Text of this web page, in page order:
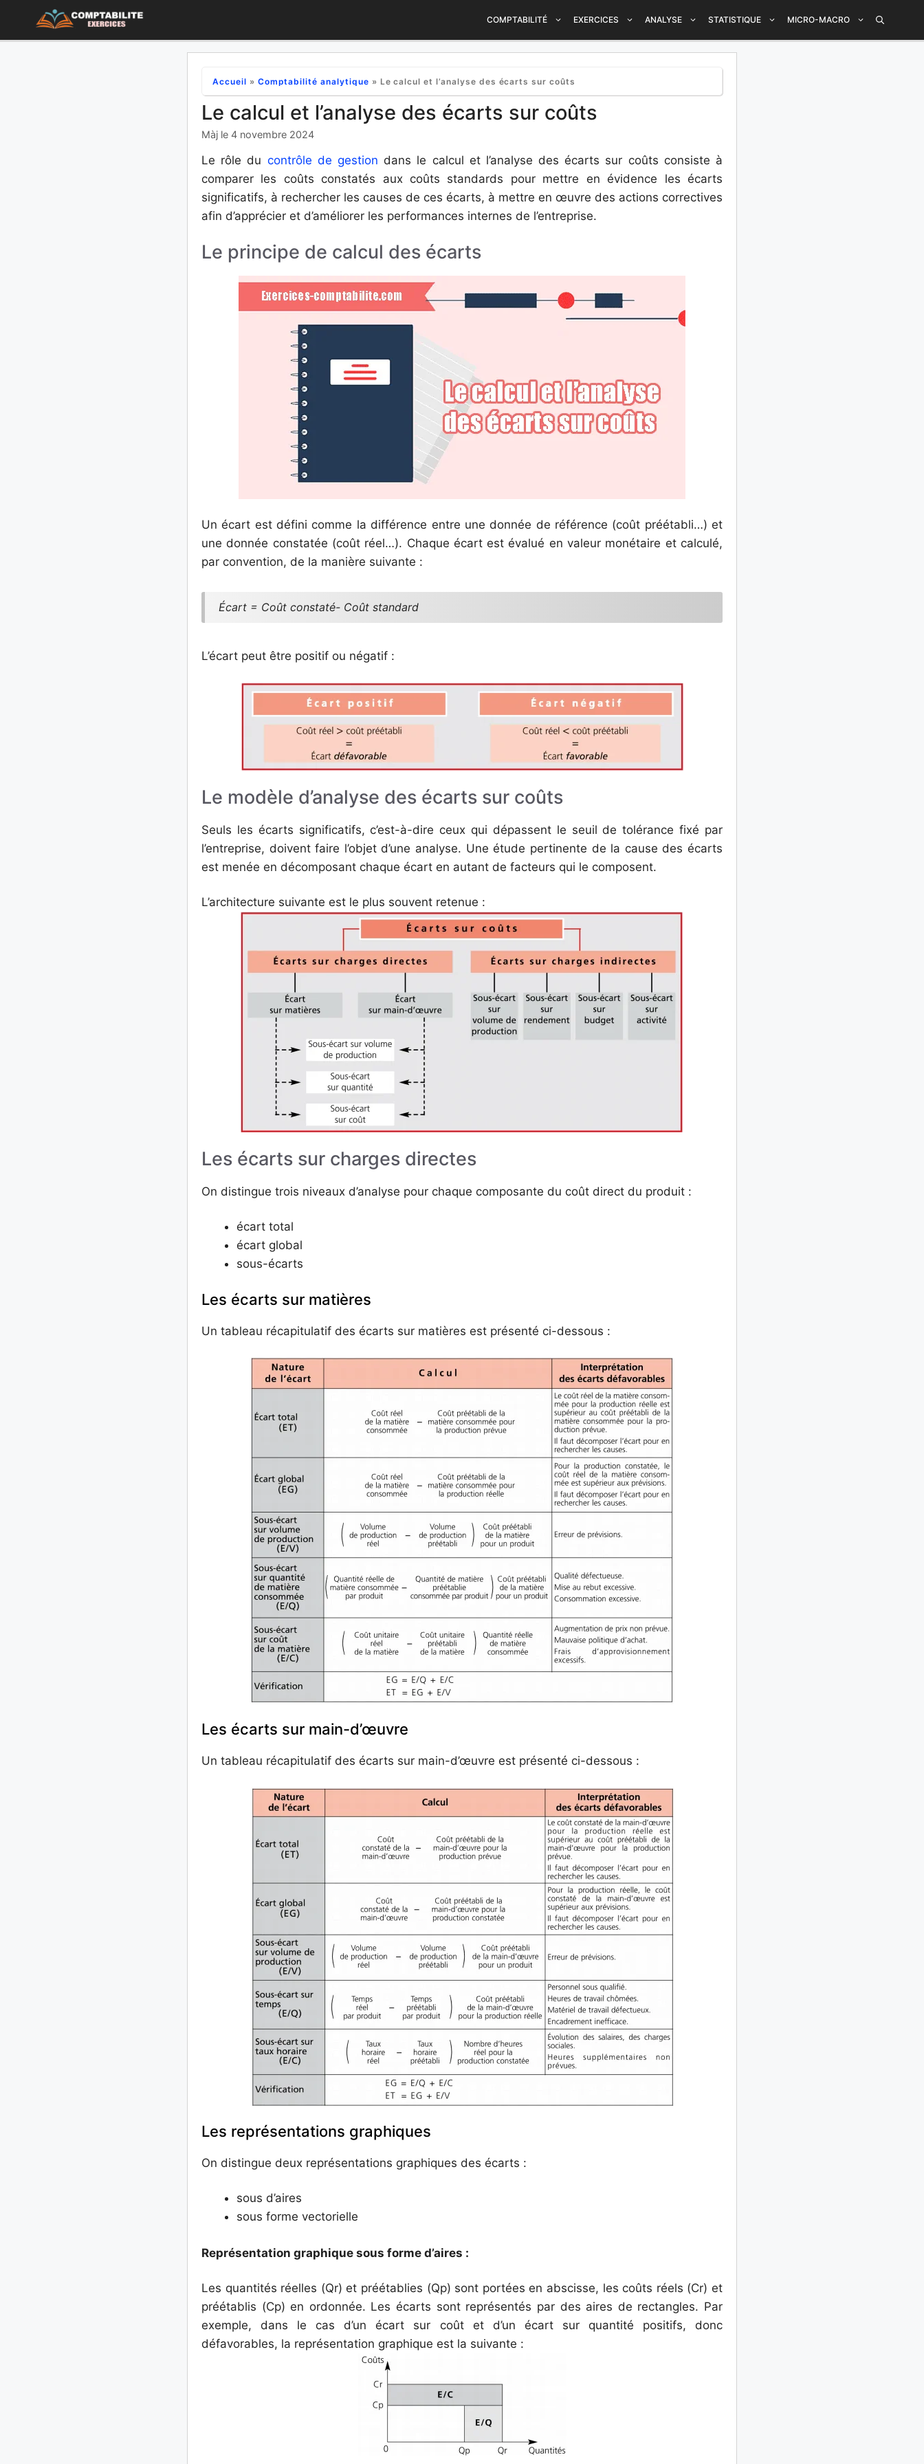
contenu
COMPTABILITÉ EXERCICES ANALYSE STATISTIQUE MICRO-MACRO
Accueil » Comptabilité analytique » Le calcul et l’analyse des écarts sur coûts
Le calcul et l’analyse des écarts sur coûts
Màj le 4 novembre 2024
Le rôle du contrôle de gestion dans le calcul et l’analyse des écarts sur coûts consiste à
comparer les coûts constatés aux coûts standards pour mettre en évidence les écarts
significatifs, à rechercher les causes de ces écarts, à mettre en œuvre des actions correctives
afin d’apprécier et d’améliorer les performances internes de l’entreprise.
Le principe de calcul des écarts
Un écart est défini comme la différence entre une donnée de référence (coût préétabli…) et
une donnée constatée (coût réel…). Chaque écart est évalué en valeur monétaire et calculé,
par convention, de la manière suivante :
Écart = Coût constaté- Coût standard
L’écart peut être positif ou négatif :
Le modèle d’analyse des écarts sur coûts
Seuls les écarts significatifs, c’est-à-dire ceux qui dépassent le seuil de tolérance fixé par
l’entreprise, doivent faire l’objet d’une analyse. Une étude pertinente de la cause des écarts
est menée en décomposant chaque écart en autant de facteurs qui le composent.
L’architecture suivante est le plus souvent retenue :
Les écarts sur charges directes
On distingue trois niveaux d’analyse pour chaque composante du coût direct du produit :
écart total
écart global
sous-écarts
Les écarts sur matières
Un tableau récapitulatif des écarts sur matières est présenté ci-dessous :
Les écarts sur main-d’œuvre
Un tableau récapitulatif des écarts sur main-d’œuvre est présenté ci-dessous :
Les représentations graphiques
On distingue deux représentations graphiques des écarts :
sous d’aires
sous forme vectorielle
Représentation graphique sous forme d’aires :
Les quantités réelles (Qr) et préétablies (Qp) sont portées en abscisse, les coûts réels (Cr) et
préétablis (Cp) en ordonnée. Les écarts sont représentés par des aires de rectangles. Par
exemple, dans le cas d’un écart sur coût et d’un écart sur quantité positifs, donc
défavorables, la représentation graphique est la suivante :